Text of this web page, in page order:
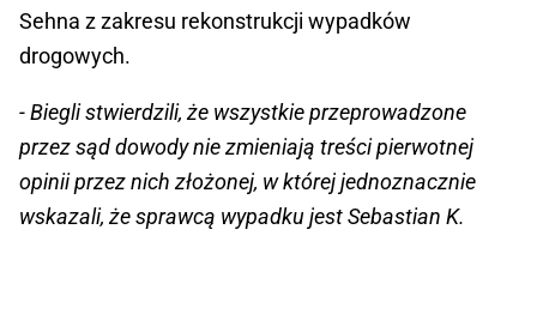
Sehna z zakresu rekonstrukcji wypadków
drogowych.
- Biegli stwierdzili, że wszystkie przeprowadzone
przez sąd dowody nie zmieniają treści pierwotnej
opinii przez nich złożonej, w której jednoznacznie
wskazali, że sprawcą wypadku jest Sebastian K.